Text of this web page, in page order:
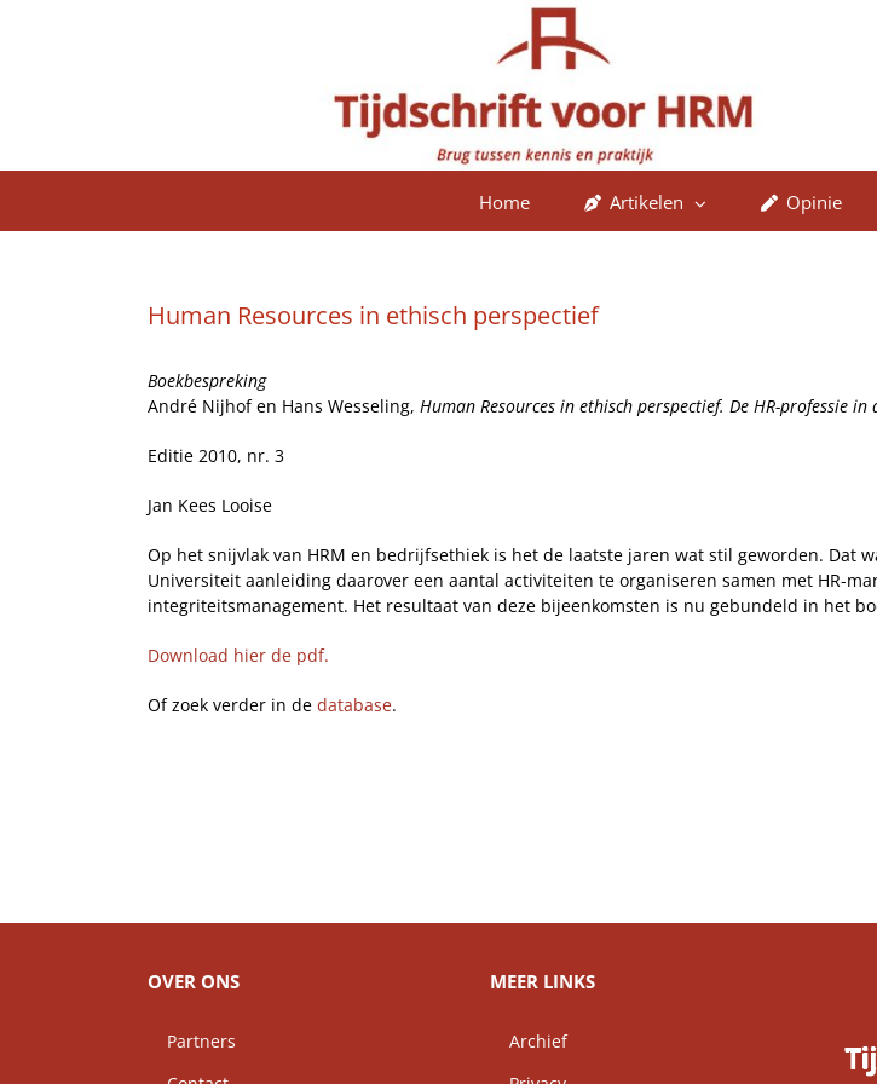
Home Artikelen Opinie
Human Resources in ethisch perspectief
Boekbespreking
André Nijhof en Hans Wesseling, Human Resources in ethisch perspectief. De HR-professie
Editie 2010, nr. 3
Jan Kees Looise
Op het snijvlak van HRM en bedrijfsethiek is het de laatste jaren wat stil geworden. Dat
Universiteit aanleiding daarover een aantal activiteiten te organiseren samen met HR-
integriteitsmanagement. Het resultaat van deze bijeenkomsten is nu gebundeld in het
Download hier de pdf.
Of zoek verder in de database.
OVER ONS
Partners
MEER LINKS
Archief